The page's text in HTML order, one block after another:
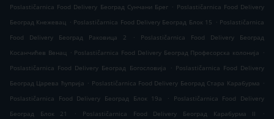
Poslastičarnica Food Delivery Београд Сунчани Брег . Poslastičarnica Food Delivery
Београд Кнежевац . Poslastičarnica Food Delivery Београд Блок 15 . Poslastičarnica
Food Delivery Београд Раковица 2
.
Poslastičarnica Food Delivery Београд
Косанчићев Венац . Poslastičarnica Food Delivery Београд Професорска колонија .
Poslastičarnica Food Delivery Београд Богословија
. Poslastičarnica Food Delivery
Београд Царева ћуприја . Poslastičarnica Food Delivery Београд Стара Карабурма .
Poslastičarnica Food Delivery Београд Блок 19а
.
Poslastičarnica Food Delivery
Београд Блок 21
. Poslastičarnica Food Delivery Београд Карабурма II
.